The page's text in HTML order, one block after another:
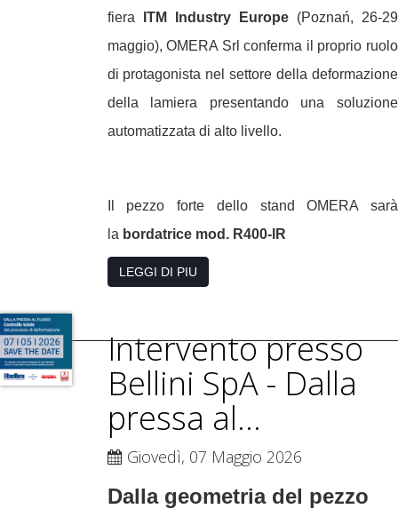
fiera
ITM Industry Europe(Poznań, 26-29
maggio), OMERA Srl conferma il proprio ruolo
di protagonista nel settore della deformazione
della lamiera presentando una soluzione
automatizzata di alto livello.
Il pezzo forte dello stand OMERA sarà
la bordatrice mod. R400-IR
LEGGI DI PIU
Intervento presso
Bellini SpA - Dalla
pressa al...
Giovedì, 07 Maggio 2026
Dalla geometria del pezzo